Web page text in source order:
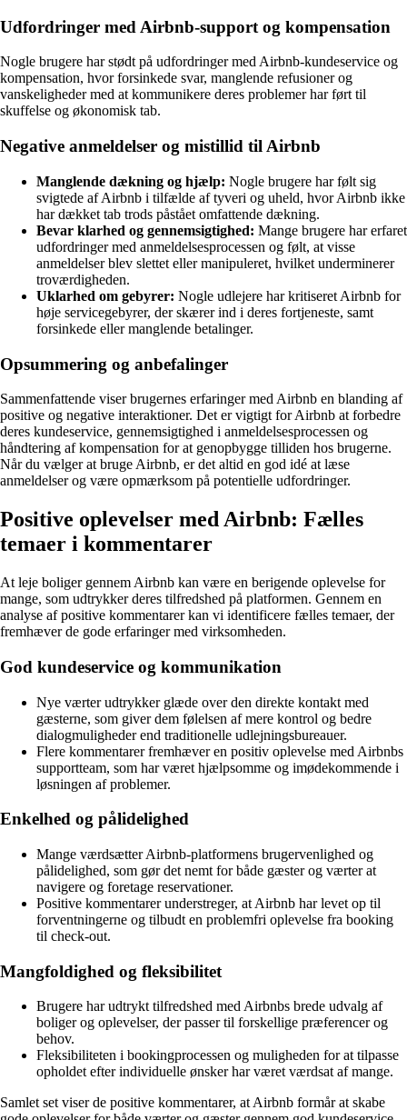
Udfordringer med Airbnb-support og kompensation
Nogle brugere har stødt på udfordringer med Airbnb-kundeservice og
kompensation, hvor forsinkede svar, manglende refusioner og
vanskeligheder med at kommunikere deres problemer har ført til
skuffelse og økonomisk tab.
Negative anmeldelser og mistillid til Airbnb
Manglende dækning og hjælp: Nogle brugere har følt sig
svigtede af Airbnb i tilfælde af tyveri og uheld, hvor Airbnb ikke
har dækket tab trods påstået omfattende dækning.
Bevar klarhed og gennemsigtighed: Mange brugere har erfaret
udfordringer med anmeldelsesprocessen og følt, at visse
anmeldelser blev slettet eller manipuleret, hvilket underminerer
troværdigheden.
Uklarhed om gebyrer: Nogle udlejere har kritiseret Airbnb for
høje servicegebyrer, der skærer ind i deres fortjeneste, samt
forsinkede eller manglende betalinger.
Opsummering og anbefalinger
Sammenfattende viser brugernes erfaringer med Airbnb en blanding af
positive og negative interaktioner. Det er vigtigt for Airbnb at forbedre
deres kundeservice, gennemsigtighed i anmeldelsesprocessen og
håndtering af kompensation for at genopbygge tilliden hos brugerne.
Når du vælger at bruge Airbnb, er det altid en god idé at læse
anmeldelser og være opmærksom på potentielle udfordringer.
Positive oplevelser med Airbnb: Fælles
temaer i kommentarer
At leje boliger gennem Airbnb kan være en berigende oplevelse for
mange, som udtrykker deres tilfredshed på platformen. Gennem en
analyse af positive kommentarer kan vi identificere fælles temaer, der
fremhæver de gode erfaringer med virksomheden.
God kundeservice og kommunikation
Nye værter udtrykker glæde over den direkte kontakt med
gæsterne, som giver dem følelsen af mere kontrol og bedre
dialogmuligheder end traditionelle udlejningsbureauer.
Flere kommentarer fremhæver en positiv oplevelse med Airbnbs
supportteam, som har været hjælpsomme og imødekommende i
løsningen af problemer.
Enkelhed og pålidelighed
Mange værdsætter Airbnb-platformens brugervenlighed og
pålidelighed, som gør det nemt for både gæster og værter at
navigere og foretage reservationer.
Positive kommentarer understreger, at Airbnb har levet op til
forventningerne og tilbudt en problemfri oplevelse fra booking
til check-out.
Mangfoldighed og fleksibilitet
Brugere har udtrykt tilfredshed med Airbnbs brede udvalg af
boliger og oplevelser, der passer til forskellige præferencer og
behov.
Fleksibiliteten i bookingprocessen og muligheden for at tilpasse
opholdet efter individuelle ønsker har været værdsat af mange.
Samlet set viser de positive kommentarer, at Airbnb formår at skabe